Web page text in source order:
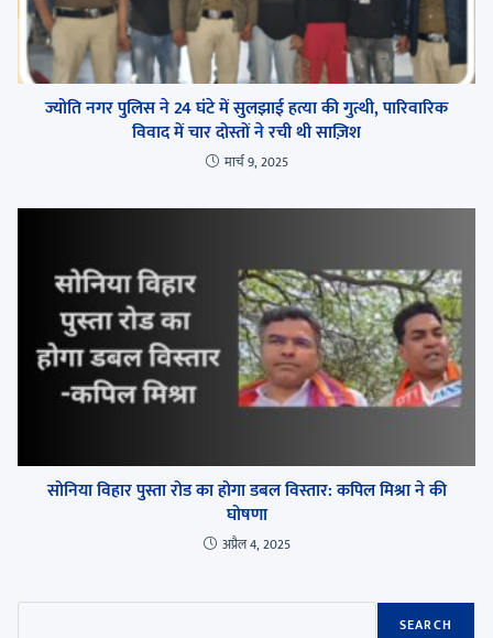
ज्योति नगर पुलिस ने 24 घंटे में सुलझाई हत्या की गुत्थी, पारिवारिक
विवाद में चार दोस्तों ने रची थी साज़िश
मार्च 9, 2025
सोनिया विहार पुस्ता रोड का होगा डबल विस्तार: कपिल मिश्रा ने की
घोषणा
अप्रैल 4, 2025
SEARCH